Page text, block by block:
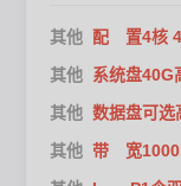
其他 配 置4核
其他 系统盘40G
其他 数据盘可选
其他 带 宽